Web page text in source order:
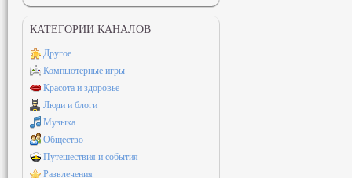
КАТЕГОРИИ КАНАЛОВ
Другое
Компьютерные игры
Красота и здоровье
Люди и блоги
Музыка
Общество
Путешествия и события
Развлечения